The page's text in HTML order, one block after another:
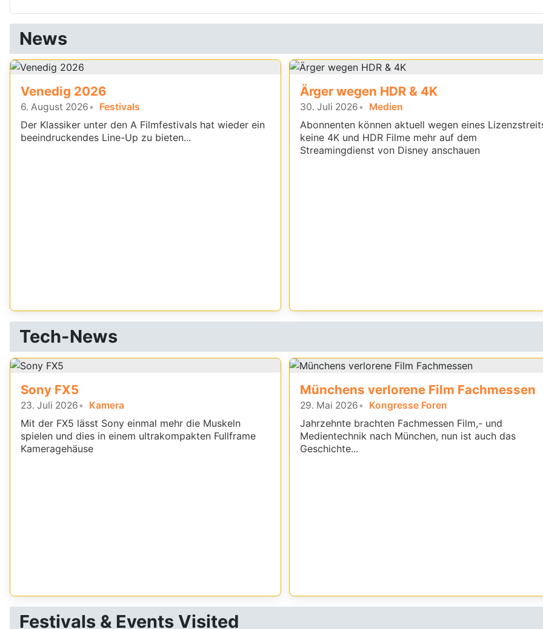
News
Venedig 2026
6. August 2026 Festivals
Der Klassiker unter den A Filmfestivals hat wieder ein
beeindruckendes Line-Up zu bieten...
Ärger wegen HDR & 4K
30. Juli 2026 Medien
Abonnenten können aktuell wegen eines
keine 4K und HDR Filme mehr auf dem
Streamingdienst von Disney anschauen
Tech-News
Sony FX5
23. Juli 2026 Kamera
Mit der FX5 lässt Sony einmal mehr die Muskeln
spielen und dies in einem ultrakompakten Fullframe
Kameragehäuse
Münchens verlorene Film Fachmessen
29. Mai 2026 Kongresse Foren
Jahrzehnte brachten Fachmessen Film,- und
Medientechnik nach München, nun ist auch das
Geschichte...
Festivals & Events Visited